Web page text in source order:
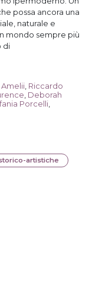
possa ancora una
naturale e
mondo sempre più
di
Riccardo
Deborah
Porcelli
artistiche